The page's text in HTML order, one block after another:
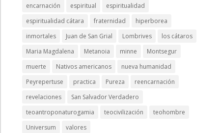
encarnación
espiritual
espiritualidad
espiritualidad cátara
fraternidad
hiperborea
inmortales
Juan de San Grial Lombrives
los cátaros
Maria Magdalena
Metanoia minne
Montsegur
muerte
Nativos americanos
nueva humanidad
Peyrepertuse
practica Pureza
reencarnación
revelaciones
San Salvador Verdadero
teoantroponaturogamia
teocivilización
teohombre
Universum
valores